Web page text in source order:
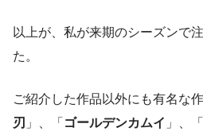
以上が、私が来期のシーズンで
た。
ご紹介した作品以外にも有名な
刃 」、「 ゴールデンカムイ 」、「